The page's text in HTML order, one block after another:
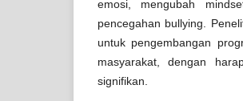
emosi, mengubah
pencegahan bullying.
untuk pengembangan
masyarakat, dengan
signifikan.